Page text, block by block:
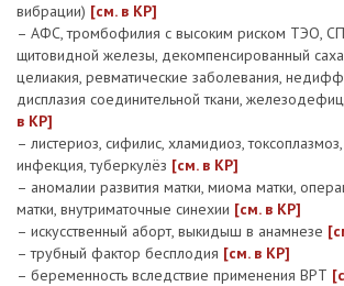
вибрации) [см. в КР]
– АФС, тромбофилия с высоким риском ТЭО,
щитовидной железы, декомпенсированный
целиакия, ревматические заболевания,
дисплазия соединительной ткани,
в КР]
– листериоз, сифилис, хламидиоз,
инфекция, туберкулёз [см. в КР]
– аномалии развития матки, миома матки,
матки, внутриматочные синехии [см. в КР]
– искусственный аборт, выкидыш в анамнезе
– трубный фактор бесплодия [см. в КР]
– беременность вследствие применения ВРТ